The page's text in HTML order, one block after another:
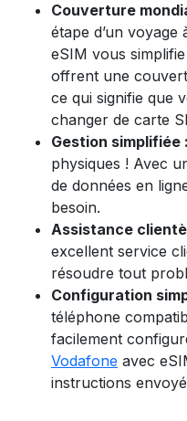
Couverture
étape d’un
eSIM vous
offrent une
ce qui signifie que
changer de carte
Gestion simplifiée :
physiques ! Avec
de données en
besoin.
Assistance
excellent service
résoudre tout
Configuration
téléphone
facilement
Vodafone avec
instructions